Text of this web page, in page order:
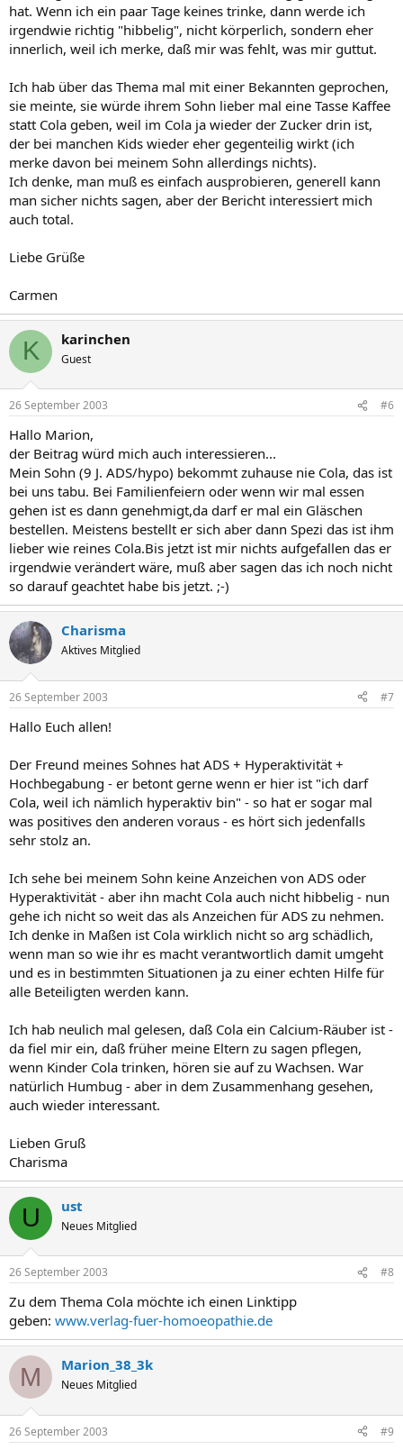
hat. Wenn ich ein paar Tage keines trinke, dann werde ich
irgendwie richtig "hibbelig", nicht körperlich, sondern eher
innerlich, weil ich merke, daß mir was fehlt, was mir guttut.
Ich hab über das Thema mal mit einer Bekannten geprochen,
sie meinte, sie würde ihrem Sohn lieber mal eine Tasse Kaffee
statt Cola geben, weil im Cola ja wieder der Zucker drin ist,
der bei manchen Kids wieder eher gegenteilig wirkt (ich
merke davon bei meinem Sohn allerdings nichts).
Ich denke, man muß es einfach ausprobieren, generell kann
man sicher nichts sagen, aber der Bericht interessiert mich
auch total.
Liebe Grüße
Carmen
K karinchen
Guest
26 September 2003 #6
Hallo Marion,
der Beitrag würd mich auch interessieren...
Mein Sohn (9 J. ADS/hypo) bekommt zuhause nie Cola, das ist
bei uns tabu. Bei Familienfeiern oder wenn wir mal essen
gehen ist es dann genehmigt,da darf er mal ein Gläschen
bestellen. Meistens bestellt er sich aber dann Spezi das ist ihm
lieber wie reines Cola.Bis jetzt ist mir nichts aufgefallen das er
irgendwie verändert wäre, muß aber sagen das ich noch nicht
so darauf geachtet habe bis jetzt. ;-)
Charisma
Aktives Mitglied
26 September 2003 #7
Hallo Euch allen!
Der Freund meines Sohnes hat ADS + Hyperaktivität +
Hochbegabung - er betont gerne wenn er hier ist "ich darf
Cola, weil ich nämlich hyperaktiv bin" - so hat er sogar mal
was positives den anderen voraus - es hört sich jedenfalls
sehr stolz an.
Ich sehe bei meinem Sohn keine Anzeichen von ADS oder
Hyperaktivität - aber ihn macht Cola auch nicht hibbelig - nun
gehe ich nicht so weit das als Anzeichen für ADS zu nehmen.
Ich denke in Maßen ist Cola wirklich nicht so arg schädlich,
wenn man so wie ihr es macht verantwortlich damit umgeht
und es in bestimmten Situationen ja zu einer echten Hilfe für
alle Beteiligten werden kann.
Ich hab neulich mal gelesen, daß Cola ein Calcium-Räuber ist -
da fiel mir ein, daß früher meine Eltern zu sagen pflegen,
wenn Kinder Cola trinken, hören sie auf zu Wachsen. War
natürlich Humbug - aber in dem Zusammenhang gesehen,
auch wieder interessant.
Lieben Gruß
Charisma
U ust
Neues Mitglied
26 September 2003 #8
Zu dem Thema Cola möchte ich einen Linktipp
geben: www.verlag-fuer-homoeopathie.de
M Marion_38_3k
Neues Mitglied
26 September 2003 #9